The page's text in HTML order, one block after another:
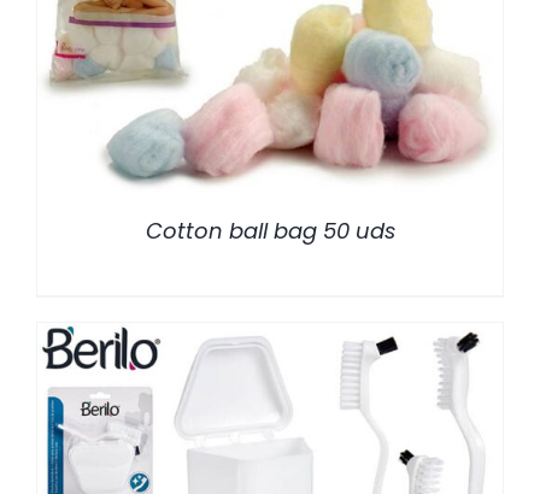
DETALLES
Cotton ball bag 50 uds